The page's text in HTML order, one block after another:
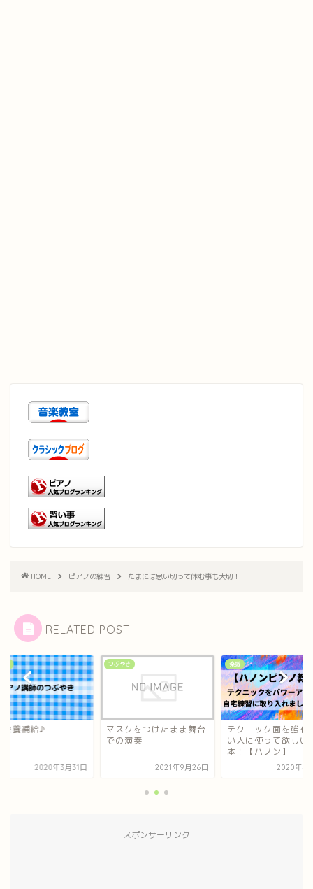
HOME ピアノの練習 たまには思い切って休む事も大切！
RELATED POST
栄養補給♪
2020年3月31日
つぶやき
マスクをつけたまま舞台
での演奏
2021年9月26日
楽譜
テクニック面を強化
い人に使って欲しい
本！【ハノン】
2020年4
スポンサーリンク